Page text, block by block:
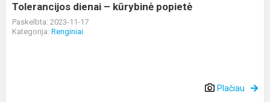
Tolerancijos dienai – kūrybinė popietė
Paskelbta: 2023-11-17
Kategorija: Renginiai
Plačiau